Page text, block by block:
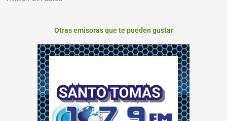
Otras emisoras que te pueden gustar